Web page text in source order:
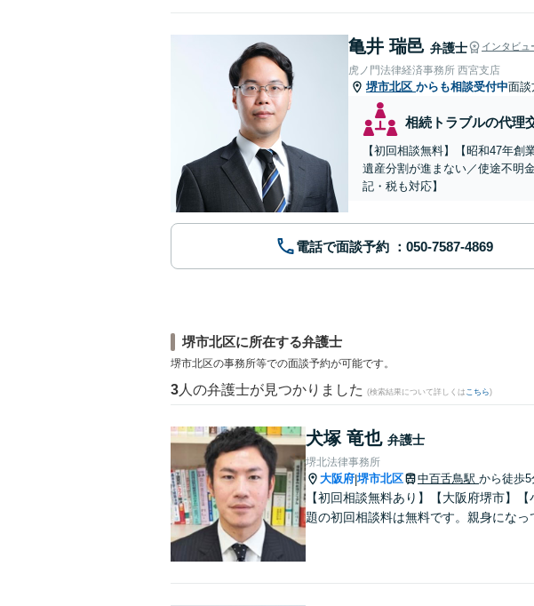
亀井 瑞邑 弁護士 インタビュ
虎ノ門法律経済事務所 西宮支店
堺市北区 からも相談受付中面談
相続トラブルの代理
【初回相談無料】【昭和47年
遺産分割が進まない／使途不明
記・税も対応】
電話で面談予約
堺市北区に所在する弁護士
堺市北区の事務所等での面談予約が可能です。
3 人の弁護士が見つかりました (検索結果について詳しくは こちら)
犬塚 竜也 弁護士
堺北法律事務所
大阪府|堺市北区 中百舌鳥駅 から徒歩5
【初回相談無料あり】【大阪府堺市】
題の初回相談料は無料です。親身になっ